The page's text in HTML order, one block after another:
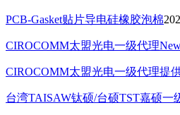
PCB-Gasket贴片导电硅橡胶泡棉
CIROCOMM太盟光电一级代理New
CIROCOMM太盟光电一级代理提供
台湾TAISAW钛硕/台硕TST嘉硕一